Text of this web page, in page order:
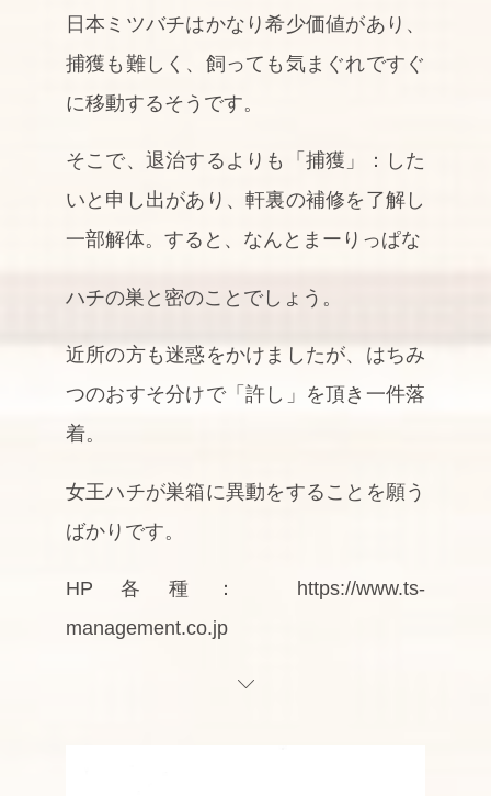
日本ミツバチはかなり希少価値があり、
捕獲も難しく、飼っても気まぐれですぐ
に移動するそうです。
そこで、退治するよりも「捕獲」：した
いと申し出があり、軒裏の補修を了解し
一部解体。すると、なんとまーりっぱな
ハチの巣と密のことでしょう。
近所の方も迷惑をかけましたが、はちみ
つのおすそ分けで「許し」を頂き一件落
着。
女王ハチが巣箱に異動をすることを願う
ばかりです。
HP各種： https://www.ts-
management.co.jp